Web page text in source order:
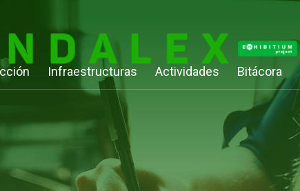
Infraestructuras Actividades Bitácora